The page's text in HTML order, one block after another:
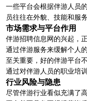
一些平台会根据伴游人员
员往往在外貌、技能和服
市场需求与平台作用
伴游招聘信息网的兴起，
通过伴游服务来缓解个人
至关重要，好的伴游平台
通过对伴游人员的职业培
行业风险与隐患
尽管伴游行业看似充满了